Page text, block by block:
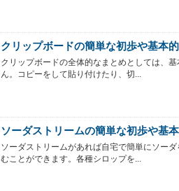
クリップボードの簡単な初歩や基本
クリップボードの全体的なまとめとしては、
ん。コピーをして貼り付けたり、切...
ソーダストリームの簡単な初歩や基
ソーダストリームがあれば自宅で簡単にソー
むことができます。各種シロップを...